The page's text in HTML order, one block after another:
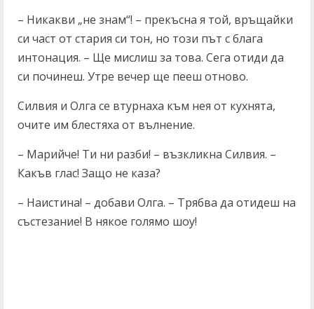
– Никакви „не знам“! – прекъсна я той, връщайки
си част от стария си тон, но този път с блага
интонация. – Ще мислиш за това. Сега отиди да
си починеш. Утре вечер ще пееш отново.
Силвия и Олга се втурнаха към нея от кухнята,
очите им блестяха от вълнение.
– Марийче! Ти ни разби! – възкликна Силвия. –
Какъв глас! Защо не каза?
– Наистина! – добави Олга. – Трябва да отидеш на
състезание! В някое голямо шоу!